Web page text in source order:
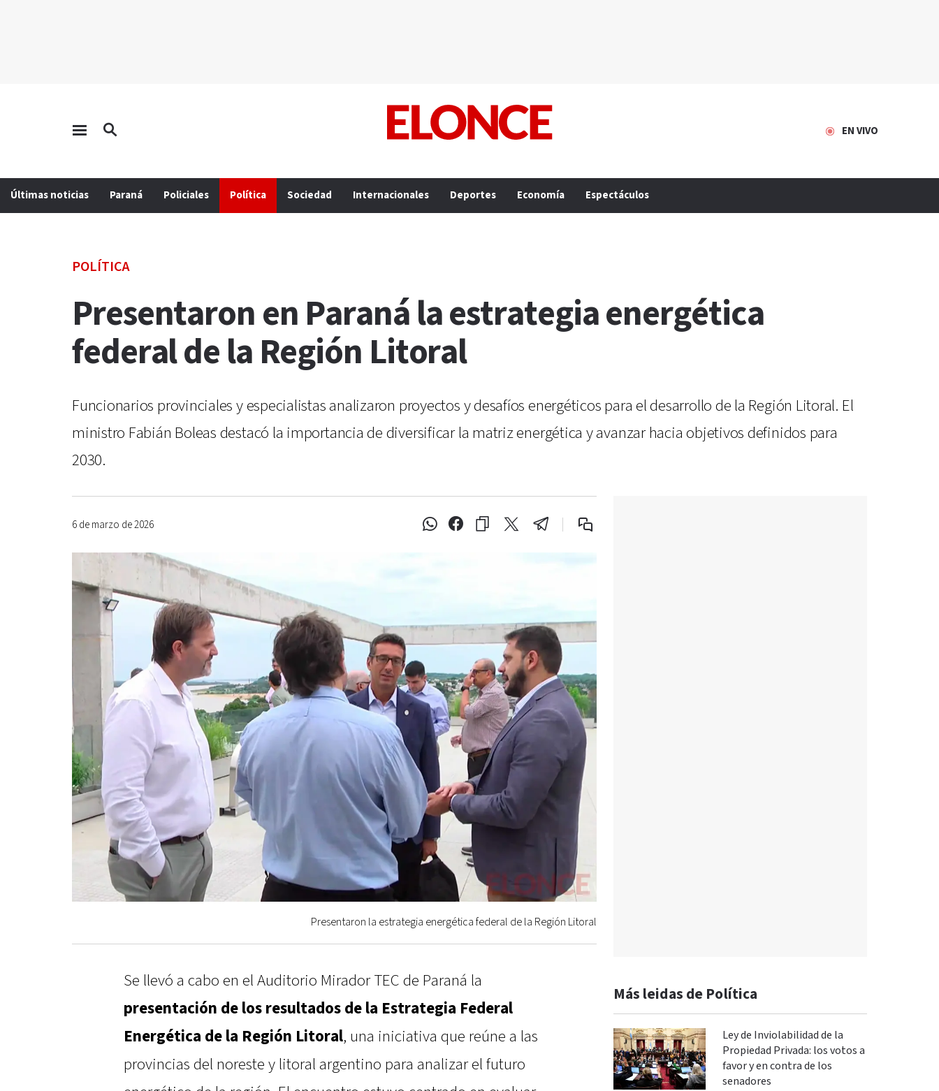
EN VIVO
Últimas noticias Paraná Policiales Política Sociedad Internacionales Deportes Economía Espectáculos
POLÍTICA
Presentaron en Paraná la estrategia energética
federal de la Región Litoral
Funcionarios provinciales y especialistas analizaron proyectos y desafíos energéticos para el desarrollo de la Región Litoral. El
ministro Fabián Boleas destacó la importancia de diversificar la matriz energética y avanzar hacia objetivos definidos para
2030.
6 de marzo de 2026
Presentaron la estrategia energética federal de la Región Litoral
Se llevó a cabo en el Auditorio Mirador TEC de Paraná la
presentación de los resultados de la Estrategia Federal
Energética de la Región Litoral, una iniciativa que reúne a las
provincias del noreste y litoral argentino para analizar el futuro
Más leidas de Política
Ley de Inviolabilidad de la
Propiedad Privada: los votos a
favor y en contra de los
senadores